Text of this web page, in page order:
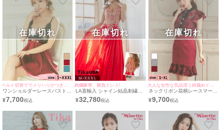
ワンショルダーレースバストカ
ットベルト切替フレアミニドレ
ス (Sサイズ～XXXLサイズ) (聖
ィカ]
¥7,700
在庫切れ
絢爛豪華、勝負ドレス!
LA直輸入 シャイン結晶刺繍ロ
イヤルバースデーAラインバー
スデーロングドレス (Mサイズ
バドレス着用)
¥32,780
在庫切れ
ネックリボン花柄レースマーメ
イドノースリーブタイトミニド
レス (Sサイズ～XLサイズ) (久
¥9,700
在庫切れ